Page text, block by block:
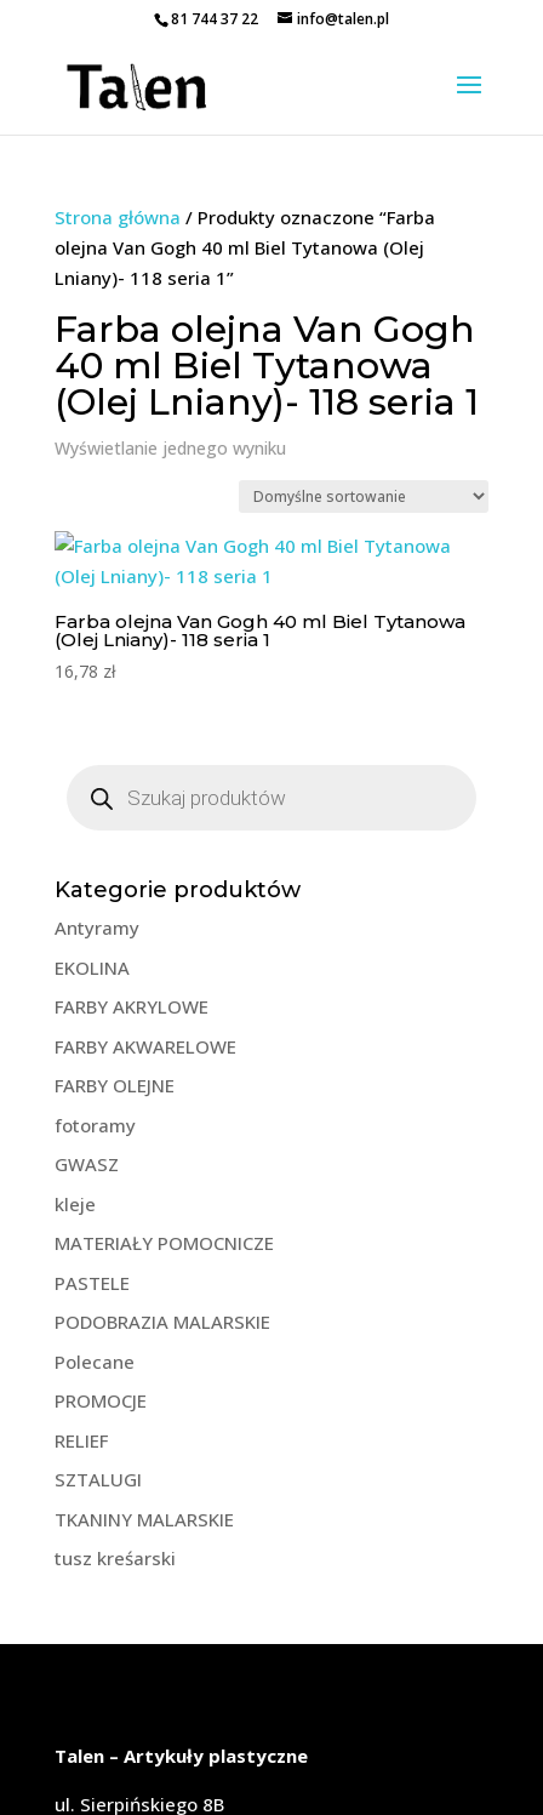
81 744 37 22 info@talen.pl
Strona główna / Produkty oznaczone “Farba
olejna Van Gogh 40 ml Biel Tytanowa (Olej
Lniany)- 118 seria 1”
Farba olejna Van Gogh
40 ml Biel Tytanowa
(Olej Lniany)- 118 seria 1
Wyświetlanie jednego wyniku
Farba olejna Van Gogh 40 ml Biel Tytanowa
(Olej Lniany)- 118 seria 1
16,78 zł
produktów
Kategorie produktów
Antyramy
EKOLINA
FARBY AKRYLOWE
FARBY AKWARELOWE
FARBY OLEJNE
fotoramy
GWASZ
kleje
MATERIAŁY POMOCNICZE
PASTELE
PODOBRAZIA MALARSKIE
Polecane
PROMOCJE
RELIEF
SZTALUGI
TKANINY MALARSKIE
tusz kreśarski
Talen – Artykuły plastyczne
ul. Sierpińskiego 8B